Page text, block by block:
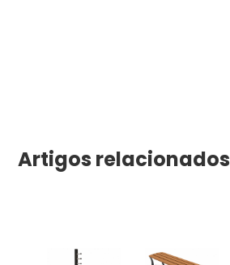
Artigos relacionados